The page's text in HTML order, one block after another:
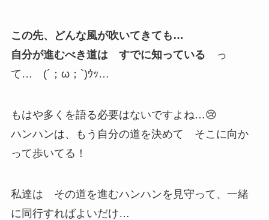
この先、どんな風が吹いてきても…
自分が進むべき道は すでに知っている っ
て… (´；ω；`)ｳｯ…
もはや多くを語る必要はないですよね…😢
ハンハンは、もう自分の道を決めて そこに向か
って歩いてる！
私達は その道を進むハンハンを見守って、一緒
に同行すればよいだけ…